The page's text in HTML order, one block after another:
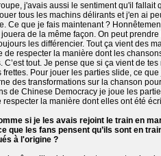
j'avais aussi le sentiment qu'il
tous les machins délirants et j'en ai
Ce que je fais maintenant ?
de la même façon. On peut
les différencier. Tout ça vient des
de respecter la manière dont les
C’est tout. Je pense que si ça vient de
Pour jouer les parties slide, ce
des transformations sur la chanson
de Chinese Democracy je joue les
respecter la manière dont elles ont été
si je les avais rejoint le train en
que les fans pensent qu’ils sont en
à l'origine ?